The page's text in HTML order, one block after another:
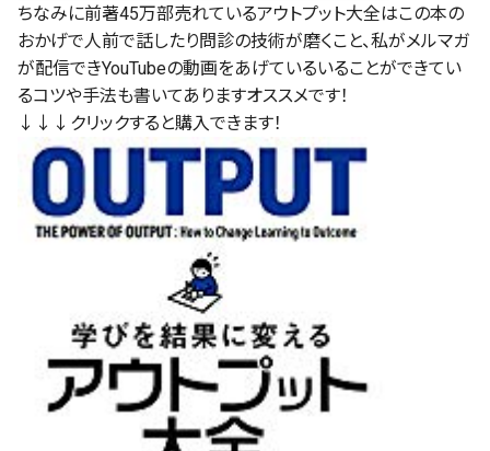
ちなみに前著45万部売れているアウトプット大全はこの本の
おかげで人前で話したり問診の技術が磨くこと、私がメルマガ
が配信できYouTubeの動画をあげているいることができてい
るコツや手法も書いてありますオススメです！
↓↓↓クリックすると購入できます！